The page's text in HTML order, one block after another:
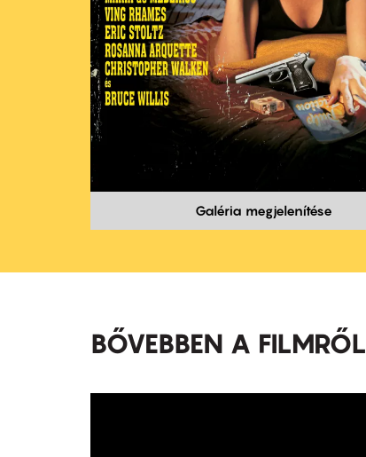
Galéria megjelenítése
BŐVEBBEN A FILMRŐL